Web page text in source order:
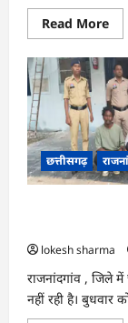
Read More
के
लिए
में
छत्तीसगढ़
lokesh sharma
राजनांदगांव , जिले
नहीं रही है। बुधवार